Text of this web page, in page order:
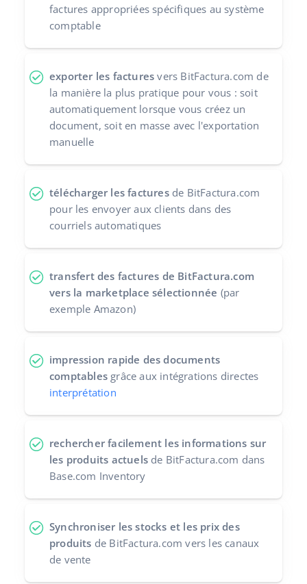
factures appropriées spécifiques au système
comptable
exporter les factures vers BitFactura.com de
la manière la plus pratique pour vous : soit
automatiquement lorsque vous créez un
document, soit en masse avec l'exportation
manuelle
télécharger les facturesde BitFactura.com
pour les envoyer aux clients dans des
courriels automatiques
transfert des factures de BitFactura.com
vers la marketplace sélectionnée (par
exemple Amazon)
impression rapide des documents
comptables grâce aux intégrations directes
interprétation
rechercher facilement les informations sur
les produits actuels de BitFactura.com dans
Base.com Inventory
Synchroniser les stocks et les prix des
produits de BitFactura.com vers les canaux
de vente